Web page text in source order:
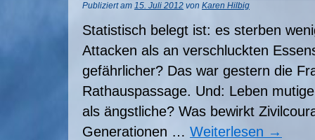
Publiziert am 15. Juli 2012 von Karen Hilbig
Statistisch belegt ist: es sterben
Attacken als an verschluckten
gefährlicher? Das war gestern die
Rathauspassage. Und: Leben
als ängstliche? Was bewirkt
Generationen … Weiterlesen →